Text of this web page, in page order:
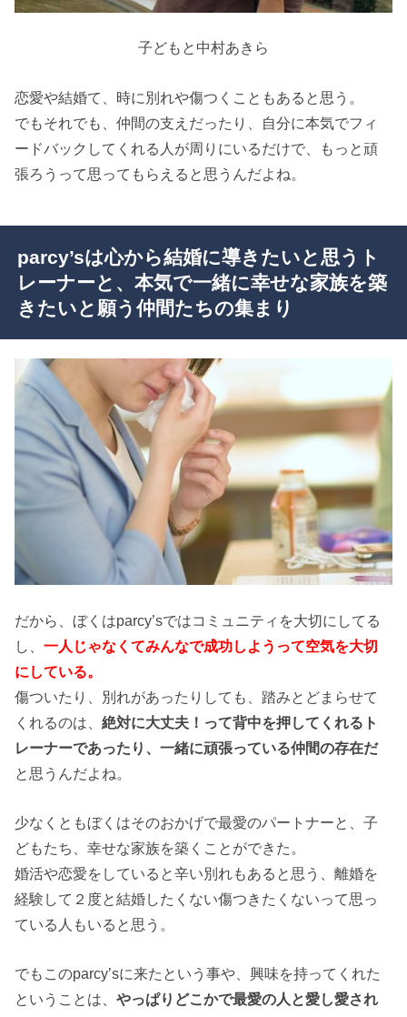
子どもと中村あきら
恋愛や結婚て、時に別れや傷つくこともあると思う。
でもそれでも、仲間の支えだったり、自分に本気でフィ
ードバックしてくれる人が周りにいるだけで、もっと頑
張ろうって思ってもらえると思うんだよね。
parcy’sは心から結婚に導きたいと思うト
レーナーと、本気で一緒に幸せな家族を築
きたいと願う仲間たちの集まり
だから、ぼくはparcy’sではコミュニティを大切にしてる
し、一人じゃなくてみんなで成功しようって空気を大切
にしている。
傷ついたり、別れがあったりしても、踏みとどまらせて
くれるのは、絶対に大丈夫！って背中を押してくれるト
レーナーであったり、一緒に頑張っている仲間の存在だ
と思うんだよね。
少なくともぼくはそのおかげで最愛のパートナーと、子
どもたち、幸せな家族を築くことができた。
婚活や恋愛をしていると辛い別れもあると思う、離婚を
経験して２度と結婚したくない傷つきたくないって思っ
ている人もいると思う。
でもこのparcy’sに来たという事や、興味を持ってくれた
ということは、やっぱりどこかで最愛の人と愛し愛され